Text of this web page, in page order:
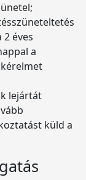
éves
a
lejártát
küld a